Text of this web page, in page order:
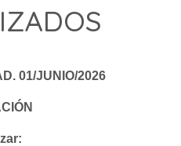
01/JUNIO/2026